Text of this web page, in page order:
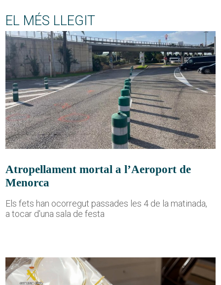
EL MÉS LLEGIT
Atropellament mortal a l’Aeroport de
Menorca
Els fets han ocorregut passades les 4 de la matinada,
a tocar d'una sala de festa